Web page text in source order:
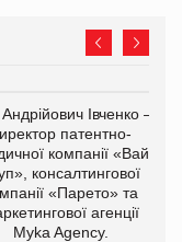
Івченко —
патентно-
компанії «Вайз
консалтингової
«Парето» та
агенції
Myka Agency.